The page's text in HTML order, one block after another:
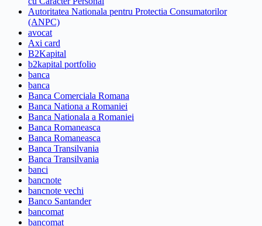
Autoritatea Nationala pentru Protectia Consumatorilor
(ANPC)
avocat
Axi card
B2Kapital
b2kapital portfolio
banca
banca
Banca Comerciala Romana
Banca Nationa a Romaniei
Banca Nationala a Romaniei
Banca Romaneasca
Banca Romaneasca
Banca Transilvania
Banca Transilvania
banci
bancnote
bancnote vechi
Banco Santander
bancomat
bancomat